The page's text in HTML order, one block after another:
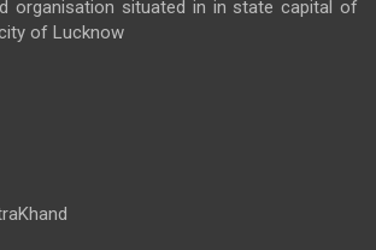
organisation situated in in state capital of
of Lucknow